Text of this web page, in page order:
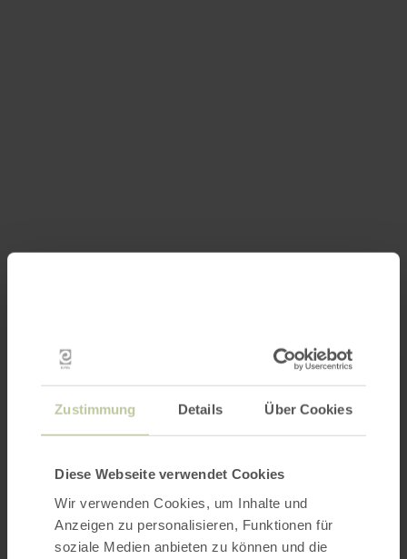
Zustimmung Details Über Cookies
Diese Webseite verwendet Cookies
Wir verwenden Cookies, um Inhalte und
Anzeigen zu personalisieren, Funktionen für
soziale Medien anbieten zu können und die